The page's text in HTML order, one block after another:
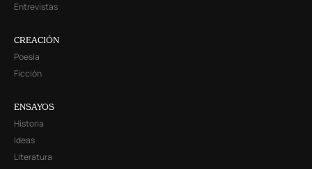
Entrevistas
CREACIÓN
Poesía
Ficción
ENSAYOS
Historia
Ideas
Literatura